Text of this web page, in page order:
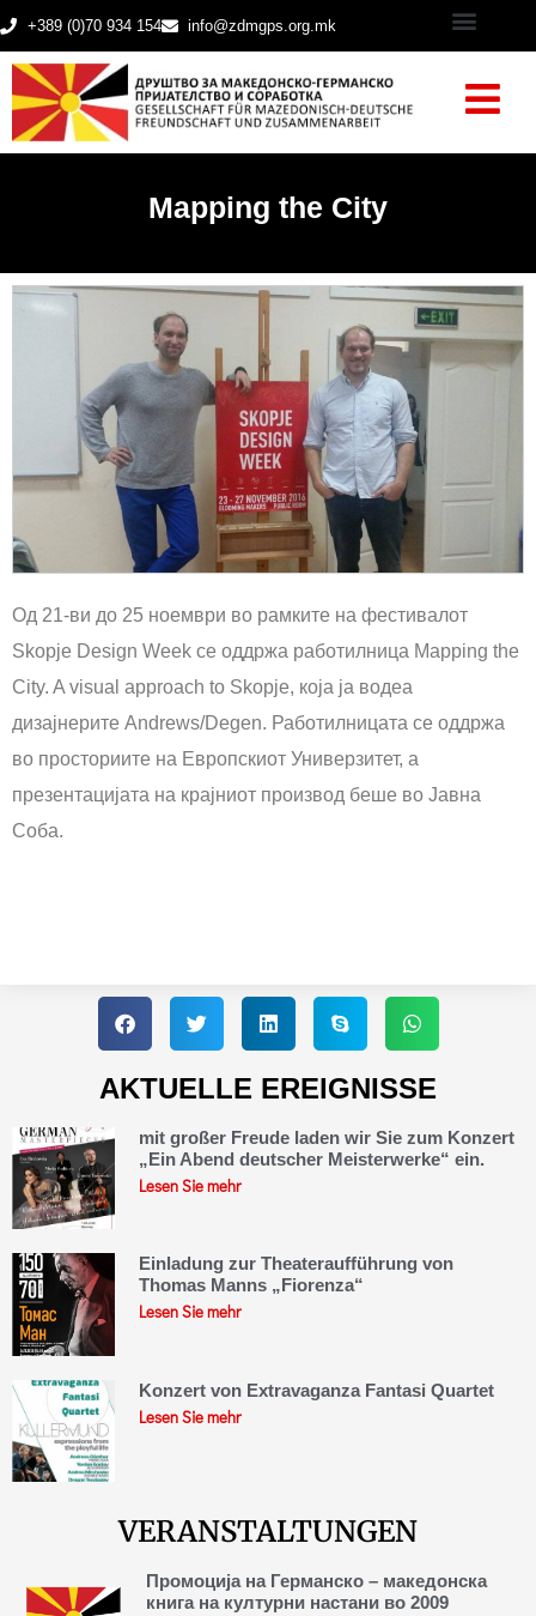
+389 (0)70 934 154 info@zdmgps.org.mk
Mapping the City
Од 21-ви до 25 ноември во рамките на фестивалот
Skopje Design Week се оддржа работилница Mapping the
City. A visual approach to Skopje, која ја водеа
дизајнерите Andrews/Degen. Работилницата се оддржа
во просториите на Европскиот Универзитет, а
презентацијата на крајниот производ беше во Јавна
Соба.
AKTUELLE EREIGNISSE
mit großer Freude laden wir Sie zum Konzert
„Ein Abend deutscher Meisterwerke“ ein.
Lesen Sie mehr
Einladung zur Theateraufführung von
Thomas Manns „Fiorenza“
Lesen Sie mehr
Konzert von Extravaganza Fantasi Quartet
Lesen Sie mehr
VERANSTALTUNGEN
Промоција на Германско – македонска
книга на културни настани во 2009